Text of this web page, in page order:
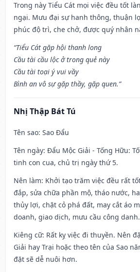
Trong này Tiểu Cát mọi việc đều tốt
ngại. Mưu đại sự hanh thông, thuận
phúc độ trì, che chở, được quý nhân
“Tiểu Cát gặp hội thanh long
Cầu tài cầu lộc ở trong quẻ này
Cầu tài toại ý vui vầy
Bình an vô sự gặp thầy, gặp quen.”
Nhị Thập Bát Tú
Tên sao: Sao Đẩu
Tên ngày: Đẩu Mộc Giải - Tống Hữu:
tinh con cua, chủ trị ngày thứ 5.
Nên làm: Khởi tạo trăm việc đều rất
đắp, sửa chữa phần mộ, tháo nước,
thủy lợi, chặt cỏ phá đất, may cắt áo
doanh, giao dịch, mưu cầu công danh.
Kiêng cữ: Rất kỵ việc đi thuyền. Nên
Giải hay Trại hoặc theo tên của Sao
đặt sẽ dễ nuôi hơn.